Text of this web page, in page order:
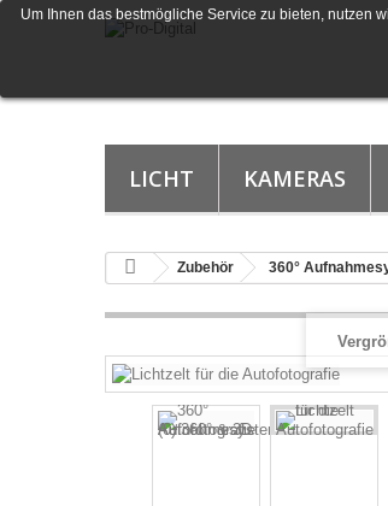
LICHT KAMERAS
Um Ihnen das bestmögliche Service zu bieten, nutzen
Zubehör 360°